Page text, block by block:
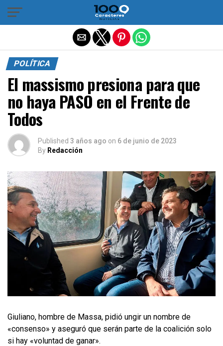
POLÍTICA
El massismo presiona para que
no haya PASO en el Frente de
Todos
Published 3 años ago on 6 de junio de 2023
By Redacción
Giuliano, hombre de Massa, pidió ungir un nombre de
«consenso» y aseguró que serán parte de la coalición solo
si hay «voluntad de ganar».
Salir de la versión móvil